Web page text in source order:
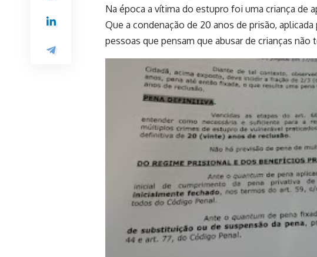
Na época a vítima do estupro foi uma criança de
Que a condenação de 20 anos de prisão,
pessoas que pensam que abusar de crianças não